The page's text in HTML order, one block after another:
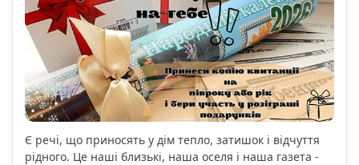
Є речі, що приносять у дім тепло, затишок і відчуття
рідного. Це наші близькі, наша оселя і наша газета -